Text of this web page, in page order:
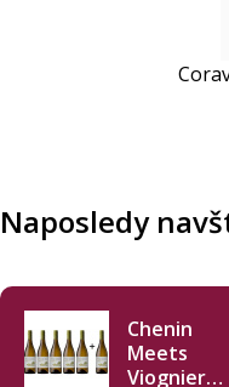
Naposledy
Chenin
Meets
Viognier